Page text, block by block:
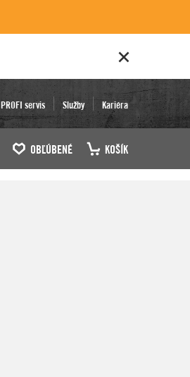
PROFI servis Služby Kariéra
OBĽÚBENÉ KOŠÍK